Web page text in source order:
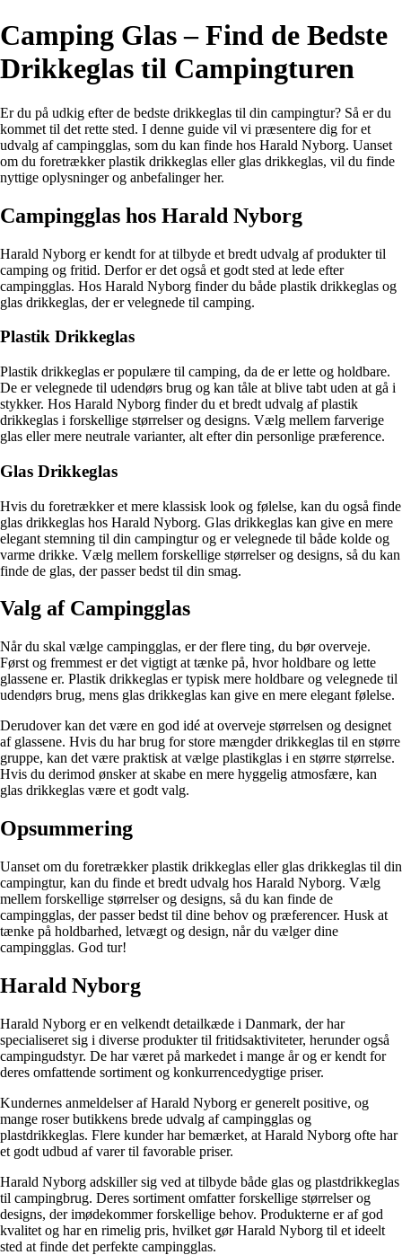
Camping Glas – Find de Bedste
Drikkeglas til Campingturen
Er du på udkig efter de bedste drikkeglas til din campingtur? Så er du
kommet til det rette sted. I denne guide vil vi præsentere dig for et
udvalg af campingglas, som du kan finde hos Harald Nyborg. Uanset
om du foretrækker plastik drikkeglas eller glas drikkeglas, vil du finde
nyttige oplysninger og anbefalinger her.
Campingglas hos Harald Nyborg
Harald Nyborg er kendt for at tilbyde et bredt udvalg af produkter til
camping og fritid. Derfor er det også et godt sted at lede efter
campingglas. Hos Harald Nyborg finder du både plastik drikkeglas og
glas drikkeglas, der er velegnede til camping.
Plastik Drikkeglas
Plastik drikkeglas er populære til camping, da de er lette og holdbare.
De er velegnede til udendørs brug og kan tåle at blive tabt uden at gå i
stykker. Hos Harald Nyborg finder du et bredt udvalg af plastik
drikkeglas i forskellige størrelser og designs. Vælg mellem farverige
glas eller mere neutrale varianter, alt efter din personlige præference.
Glas Drikkeglas
Hvis du foretrækker et mere klassisk look og følelse, kan du også finde
glas drikkeglas hos Harald Nyborg. Glas drikkeglas kan give en mere
elegant stemning til din campingtur og er velegnede til både kolde og
varme drikke. Vælg mellem forskellige størrelser og designs, så du kan
finde de glas, der passer bedst til din smag.
Valg af Campingglas
Når du skal vælge campingglas, er der flere ting, du bør overveje.
Først og fremmest er det vigtigt at tænke på, hvor holdbare og lette
glassene er. Plastik drikkeglas er typisk mere holdbare og velegnede til
udendørs brug, mens glas drikkeglas kan give en mere elegant følelse.
Derudover kan det være en god idé at overveje størrelsen og designet
af glassene. Hvis du har brug for store mængder drikkeglas til en større
gruppe, kan det være praktisk at vælge plastikglas i en større størrelse.
Hvis du derimod ønsker at skabe en mere hyggelig atmosfære, kan
glas drikkeglas være et godt valg.
Opsummering
Uanset om du foretrækker plastik drikkeglas eller glas drikkeglas til din
campingtur, kan du finde et bredt udvalg hos Harald Nyborg. Vælg
mellem forskellige størrelser og designs, så du kan finde de
campingglas, der passer bedst til dine behov og præferencer. Husk at
tænke på holdbarhed, letvægt og design, når du vælger dine
campingglas. God tur!
Harald Nyborg
Harald Nyborg er en velkendt detailkæde i Danmark, der har
specialiseret sig i diverse produkter til fritidsaktiviteter, herunder også
campingudstyr. De har været på markedet i mange år og er kendt for
deres omfattende sortiment og konkurrencedygtige priser.
Kundernes anmeldelser af Harald Nyborg er generelt positive, og
mange roser butikkens brede udvalg af campingglas og
plastdrikkeglas. Flere kunder har bemærket, at Harald Nyborg ofte har
et godt udbud af varer til favorable priser.
Harald Nyborg adskiller sig ved at tilbyde både glas og plastdrikkeglas
til campingbrug. Deres sortiment omfatter forskellige størrelser og
designs, der imødekommer forskellige behov. Produkterne er af god
kvalitet og har en rimelig pris, hvilket gør Harald Nyborg til et ideelt
sted at finde det perfekte campingglas.